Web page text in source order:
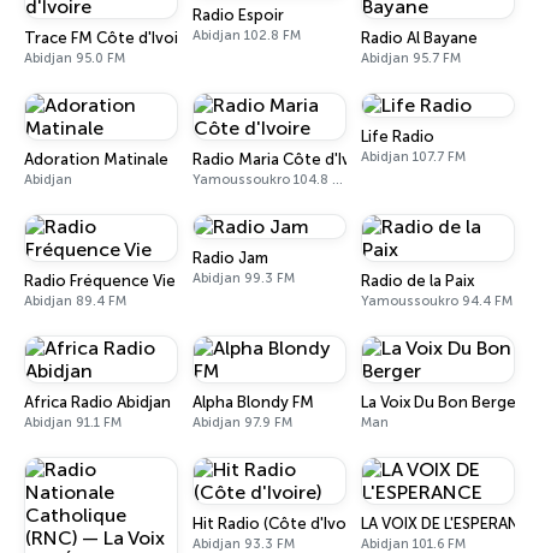
Trace FM Côte d'Ivoire
Abidjan 95.0 FM
Radio Espoir
Abidjan 102.8 FM Radio Al Bayane
Abidjan 95.7 FM
Adoration Matinale
Abidjan
Radio Maria Côte d'Ivoire
Yamoussoukro 104.8 FM
Life Radio
Abidjan 107.7 FM
Radio Fréquence Vie
Abidjan 89.4 FM
Radio Jam
Abidjan 99.3 FM Radio de la Paix
Yamoussoukro 94.4 FM
Africa Radio Abidjan
Abidjan 91.1 FM
Alpha Blondy FM
Abidjan 97.9 FM
La Voix Du Bon Berger
Man
Hit Radio (Côte d'Ivoire)
Abidjan 93.3 FM
LA VOIX DE L'ESPERANCE
Abidjan 101.6 FM